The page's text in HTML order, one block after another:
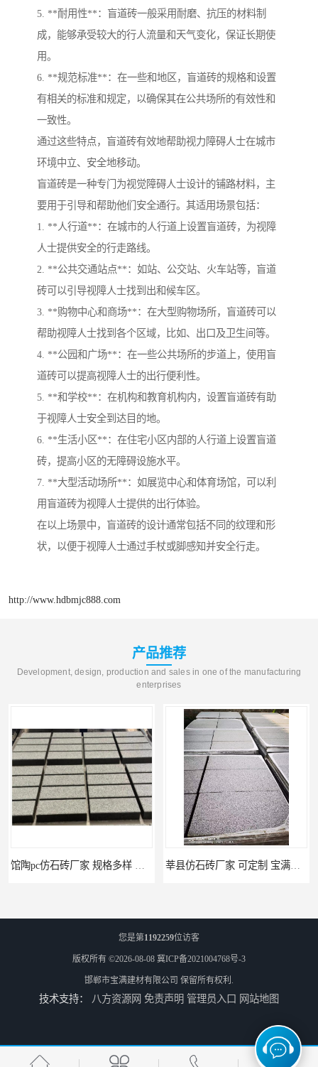
5. **耐用性**：盲道砖一般采用耐磨、抗压的材料制
成，能够承受较大的行人流量和天气变化，保证长期使
用。
6. **规范标准**：在一些和地区，盲道砖的规格和设置
有相关的标准和规定，以确保其在公共场所的有效性和
一致性。
通过这些特点，盲道砖有效地帮助视力障碍人士在城市
环境中立、安全地移动。
盲道砖是一种专门为视觉障碍人士设计的铺路材料，主
要用于引导和帮助他们安全通行。其适用场景包括：
1. **人行道**：在城市的人行道上设置盲道砖，为视障
人士提供安全的行走路线。
2. **公共交通站点**：如站、公交站、火车站等，盲道
砖可以引导视障人士找到出和候车区。
3. **购物中心和商场**：在大型购物场所，盲道砖可以
帮助视障人士找到各个区域，比如、出口及卫生间等。
4. **公园和广场**：在一些公共场所的步道上，使用盲
道砖可以提高视障人士的出行便利性。
5. **和学校**：在机构和教育机构内，设置盲道砖有助
于视障人士安全到达目的地。
6. **生活小区**：在住宅小区内部的人行道上设置盲道
砖，提高小区的无障碍设施水平。
7. **大型活动场所**：如展览中心和体育场馆，可以利
用盲道砖为视障人士提供的出行体验。
在以上场景中，盲道砖的设计通常包括不同的纹理和形
状，以便于视障人士通过手杖或脚感知并安全行走。
http://www.hdbmjc888.com
产品推荐
Development, design, production and sales in one of the manufacturing
enterprises
上党仿石砖厂家 坚固耐用 宝满建材 冠县便道砖厂家 宝满建材
您是第1192259位访客
版权所有 ©2026-08-08 冀ICP备2021004768号-3
邯郸市宝满建材有限公司 保留所有权利.
技术支持： 八方资源网 免责声明 管理员入口 网站地图